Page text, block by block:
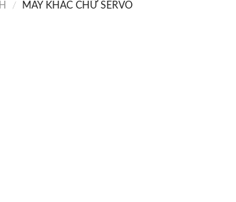
/ MÁY KHẮC CHỮ SERVO